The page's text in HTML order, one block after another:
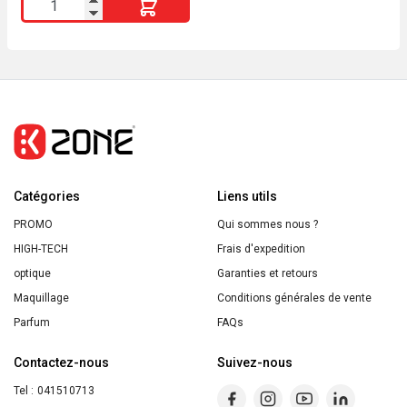
de
Douche
BIO
Vera
&
Fleur
de
Verveine
200ML
Catégories
PROMO
HIGH-TECH
optique
Maquillage
Parfum
Liens utils
Qui sommes nous ?
Frais d'expedition
Garanties et retours
Conditions générales de vente
FAQs
Contactez-nous
Tel : 041510713
Suivez-nous